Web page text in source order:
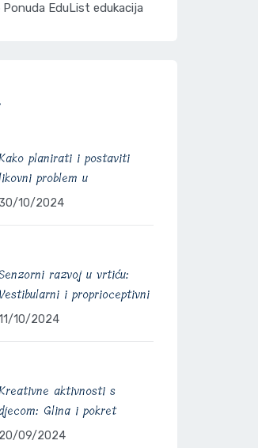
Ponuda EduList edukacija
planirati i postaviti
problem u
30/10/2024
razvoj u vrtiću:
Vestibularni i proprioceptivni
10/2024
aktivnosti s
djecom: Glina i pokret
20/09/2024